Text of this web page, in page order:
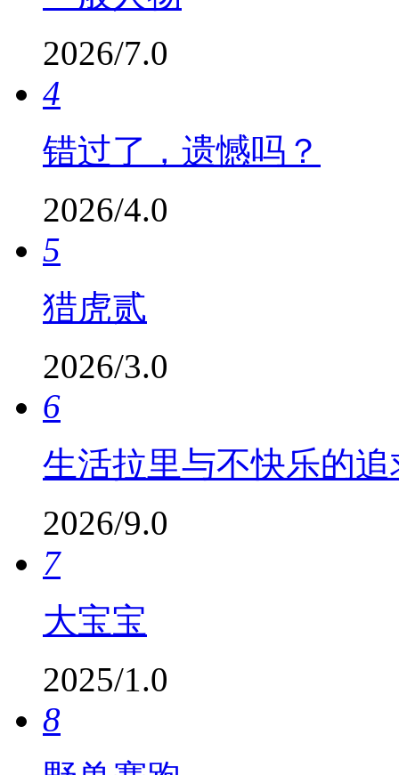
2026/7.0
4
错过了，遗憾吗？
2026/4.0
5
猎虎贰
2026/3.0
6
生活拉里与不快乐的
2026/9.0
7
大宝宝
2025/1.0
8